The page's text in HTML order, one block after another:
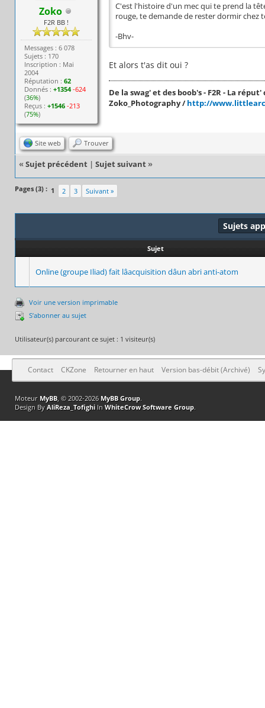
Zoko
F2R BB !
Messages : 6 078
Sujets : 170
Inscription : Mai
2004
Réputation :62
Donnés :+1354 -624
(36%)
Reçus :+1546 -213
(75%)
C'est l'histoire d'un mec qui te prend la
rouge, te demande de rester dormir chez
-Bhv-
Et alors t'as dit oui ?
De la swag' et des boob's - F2R - La réput'
Zoko_Photography /http://
Site web Trouver
« Sujet précédent | Sujet suivant »
Pages (3) : 1 2 3 Suivant »
Sujets
Sujet
Online (groupe Iliad) fait lâacquisition dâun abri anti-atom
Voir une version imprimable
S’abonner au sujet
Utilisateur(s) parcourant ce sujet : 1 visiteur(s)
Contact CKZone Retourner en haut Version bas-débit (Archivé)
Moteur MyBB, © 2002-2026 MyBB Group.
Design By AliReza_TofighiIn WhiteCrow Software Group.